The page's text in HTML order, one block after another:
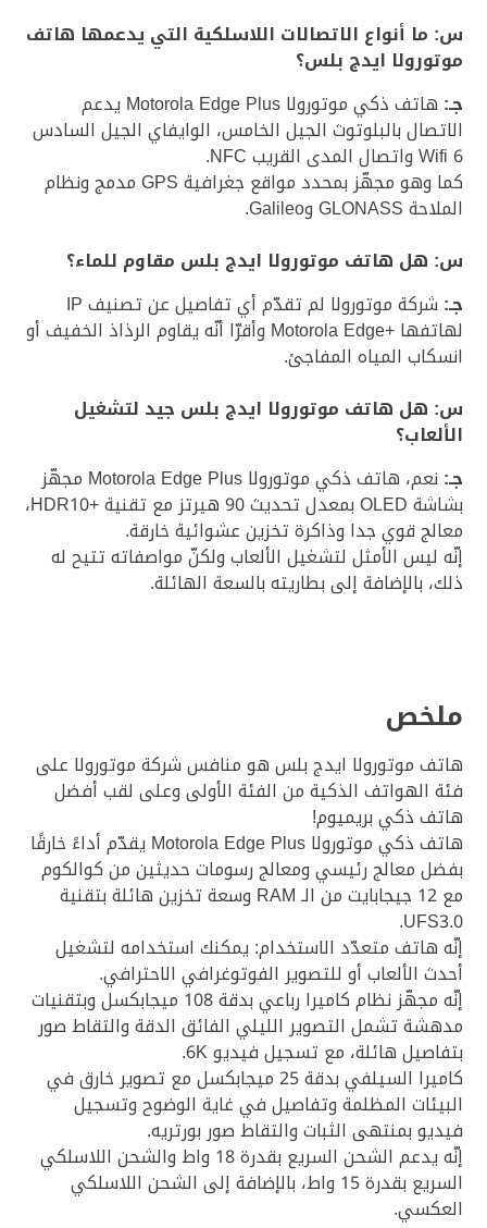
س: ما أنواع الاتصالات اللاسلكية التي يدعمها هاتف
موتورولا ايدج بلس؟
جـ:
هاتف ذكي موتورولا Motorola Edge Plus يدعم
الاتصال بالبلوتوث الجيل الخامس، الوايفاي الجيل السادس
Wifi 6 واتصال المدى القريب NFC.
كما وهو مجهّز بمحدد مواقع جغرافية GPS مدمج ونظام
الملاحة GLONASS وGalileo.
س: هل هاتف موتورولا ايدج بلس مقاوم للماء؟
جـ:
شركة موتورولا لم تقدّم أي تفاصيل عن تصنيف IP
لهاتفها +Motorola Edge وأقرّا أنّه يقاوم الرذاذ الخفيف أو
انسكاب المياه المفاجئ.
س: هل هاتف موتورولا ايدج بلس جيد لتشغيل
الألعاب؟
جـ:
نعم، هاتف ذكي موتورولا Motorola Edge Plus مجهّز
بشاشة OLED بمعدل تحديث 90 هيرتز مع تقنية +HDR10،
معالج قوي جدا وذاكرة تخزين عشوائية خارقة.
إنّه ليس الأمثل لتشغيل الألعاب ولكنّ مواصفاته تتيح له
ذلك، بالإضافة إلى بطاريته بالسعة الهائلة.
ملخص
هاتف موتورولا ايدج بلس هو منافس شركة موتورولا على
فئة الهواتف الذكية من الفئة الأولى وعلى لقب أفضل
هاتف ذكي بريميوم!
هاتف ذكي موتورولا Motorola Edge Plus يقدّم أداءً خارقًا
بفضل معالج رئيسي ومعالج رسومات حديثين من كوالكوم
مع 12 جيجابايت من الـ RAM وسعة تخزين هائلة بتقنية
UFS3.0.
إنّه هاتف متعدّد الاستخدام: يمكنك استخدامه لتشغيل
أحدث الألعاب أو للتصوير الفوتوغرافي الاحترافي.
إنّه مجهّز نظام كاميرا رباعي بدقة 108 ميجابكسل وبتقنيات
مدهشة تشمل التصوير الليلي الفائق الدقة والتقاط صور
بتفاصيل هائلة، مع تسجيل فيديو 6K.
كاميرا السيلفي بدقة 25 ميجابكسل مع تصوير خارق في
البيئات المظلمة وتفاصيل في غاية الوضوح وتسجيل
فيديو بمنتهى الثبات والتقاط صور بورتريه.
إنّه يدعم الشحن السريع بقدرة 18 واط والشحن اللاسلكي
السريع بقدرة 15 واط، بالإضافة إلى الشحن اللاسلكي
العكسي.